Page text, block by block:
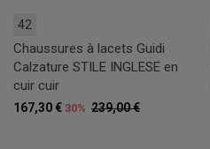
42
Chaussures à lacets Guidi
Calzature STILE INGLESE en
cuir cuir
239,00 €
167,30 € 30%